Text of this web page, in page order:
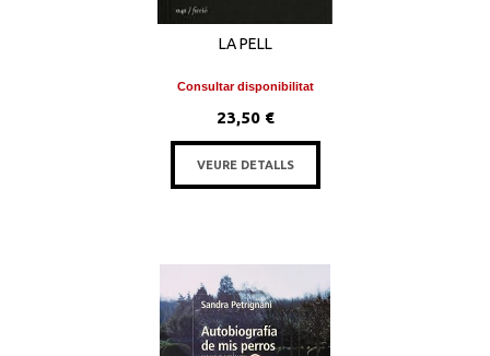
LA PELL
Consultar disponibilitat
23,50 €
VEURE DETALLS